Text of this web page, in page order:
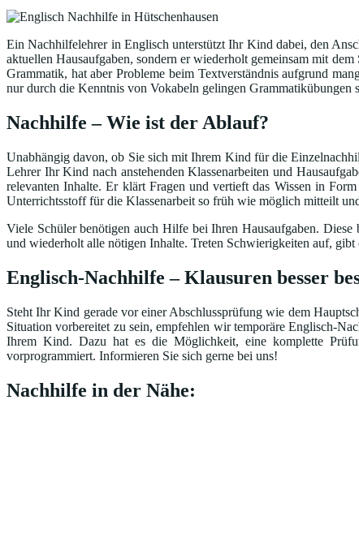
Ein Nachhilfelehrer in Englisch unterstützt Ihr Kind dabei, den
aktuellen Hausaufgaben, sondern er wiederholt gemeinsam mit
Grammatik, hat aber Probleme beim Textverständnis aufgrund
nur durch die Kenntnis von Vokabeln gelingen
Nachhilfe – Wie ist der Ablauf?
Unabhängig davon, ob Sie sich mit Ihrem Kind für die
Lehrer Ihr Kind nach anstehenden Klassenarbeiten und
relevanten Inhalte. Er klärt Fragen und vertieft das Wissen in
Unterrichtsstoff für die Klassenarbeit so früh wie möglich mitteilt
Viele Schüler benötigen auch Hilfe bei Ihren Hausaufgaben.
und wiederholt alle nötigen Inhalte. Treten Schwierigkeiten auf,
Englisch-Nachhilfe – Klausuren besser
Steht Ihr Kind gerade vor einer Abschlussprüfung wie dem
Situation vorbereitet zu sein, empfehlen wir temporäre Englisch-
Ihrem Kind. Dazu hat es die Möglichkeit, eine komplette
vorprogrammiert. Informieren Sie sich gerne bei uns!
Nachhilfe in der Nähe: